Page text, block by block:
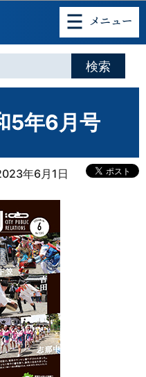
文へ移動
5年6月号
年6月1日